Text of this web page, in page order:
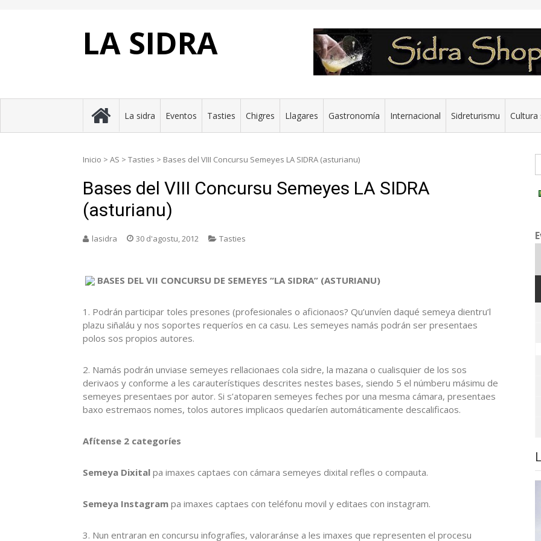
LA SIDRA
La sidra Eventos Tasties Chigres Llagares Gastronomía Internacional Sidreturismu Cultura
Inicio > AS > Tasties > Bases del VIII Concursu Semeyes LA SIDRA (asturianu)
Bases del VIII Concursu Semeyes LA SIDRA
(asturianu)
lasidra 30 d'agostu, 2012 Tasties
BASES DEL VII CONCURSU DE SEMEYES “LA SIDRA” (ASTURIANU)
1. Podrán participar toles presones (profesionales o aficionaos? Qu’unvíen daqué semeya dientru’l
plazu siñaláu y nos soportes requeríos en ca casu. Les semeyes namás podrán ser presentaes
polos sos propios autores.
2. Namás podrán unviase semeyes rellacionaes cola sidre, la mazana o cualisquier de los sos
derivaos y conforme a les carauterístiques descrites nestes bases, siendo 5 el númberu másimu de
semeyes presentaes por autor. Si s’atoparen semeyes feches por una mesma cámara, presentaes
baxo estremaos nomes, tolos autores implicaos quedaríen automáticamente descalificaos.
Afítense 2 categoríes
Semeya Dixital pa imaxes captaes con cámara semeyes dixital refles o compauta.
Semeya Instagram pa imaxes captaes con teléfonu movil y editaes con instagram.
3. Nun entraran en concursu infografíes, valoraránse a les imaxes que representen el procesu